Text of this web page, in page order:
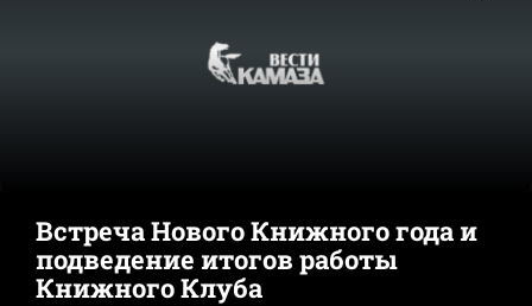
Встреча Нового Книжного года и
подведение итогов работы
Книжного Клуба